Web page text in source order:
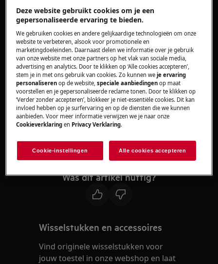
Wijnkoeler foutmelding E4. Deze melding
duidt op een probleem van de sensor van
het apparaat.
Heeft betrekking op:
Wijnkoeler
Oplossing:
Neem contact op met onze
servicedienst voor een afspraak.
probleem niet hebben opgelost, adviseren wij
een bezoek van een technicus aan te vragen.
Was dit artikel nuttig?
Wisselstukken en accessoires
Vind originele wisselstukken voor
jouw toestel in onze webshop en laat
Deze website gebruikt cookies om je een
gepersonaliseerde ervaring te bieden.
We gebruiken cookies en andere gelijkaardige technologieën om onze
website te verbeteren, alsook voor promotionele en
marketingdoeleinden. Daarnaast delen we informatie over je gebruik
van onze website met onze partners op het vlak van sociale media,
advertising en analytics. Door te klikken op ‘Alle cookies accepteren’,
stem je in met ons gebruik van cookies. Zo kunnen weje ervaring
personaliseren op de website,speciale aanbiedingen op maat
voorstellen en je gepersonaliseerde reclame tonen. Door te klikken op
‘Verder zonder accepteren’, blokkeer je niet-essentiële cookies. Dit kan
invloed hebben op je surfervaring en op de diensten die we kunnen
aanbieden. Voor meer informatie verwijzen we je naar onze
Cookieverklaring en Privacy Verklaring.
Cookie-instellingen Alle cookies accepteren